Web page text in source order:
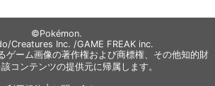
©Pokémon.
Creatures Inc. /GAME FREAK inc.
ゲーム画像の著作権および商標権、その他知的財
コンテンツの提供元に帰属します。